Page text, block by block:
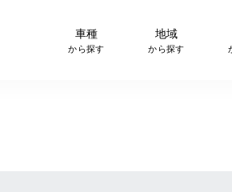
車種
から探す
地域
から探す